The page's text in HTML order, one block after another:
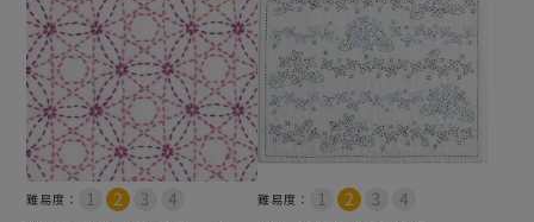
難易度： 難易度：